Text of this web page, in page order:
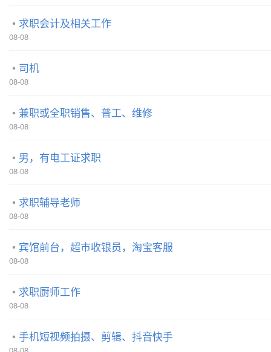
求职会计及相关工作
08-08
司机
08-08
兼职或全职销售、普工、维修
08-08
男，有电工证求职
08-08
求职辅导老师
08-08
宾馆前台，超市收银员，淘宝客服
08-08
求职厨师工作
08-08
手机短视频拍摄、剪辑、抖音快手